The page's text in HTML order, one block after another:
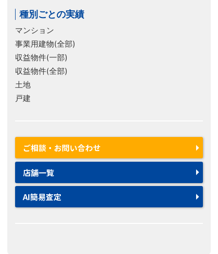
種別ごとの実績
マンション
事業用建物(全部)
収益物件(一部)
収益物件(全部)
土地
戸建
ご相談・お問い合わせ
店舗一覧
AI簡易査定